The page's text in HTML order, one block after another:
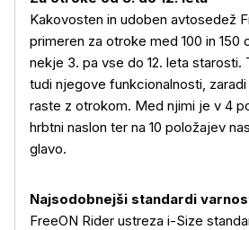
Kakovosten in udoben avtosedež
primeren za otroke med 100 in 150
nekje 3. pa vse do 12. leta starosti.
tudi njegove funkcionalnosti,
raste z otrokom. Med njimi je v 4
hrbtni naslon ter na 10 položajev
glavo.
Najsodobnejši standardi
FreeON Rider ustreza i-Size